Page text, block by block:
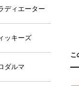
ディエーター
ッキーズ
ダルマ
こ